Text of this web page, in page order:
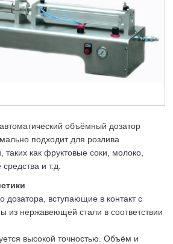
объёмный дозатор
подходит для розлива
таких как фруктовые соки, молоко,
и т.д.
дозатора, вступающие в контакт с
из нержавеющей стали в соответствии
высокой точностью. Объём и